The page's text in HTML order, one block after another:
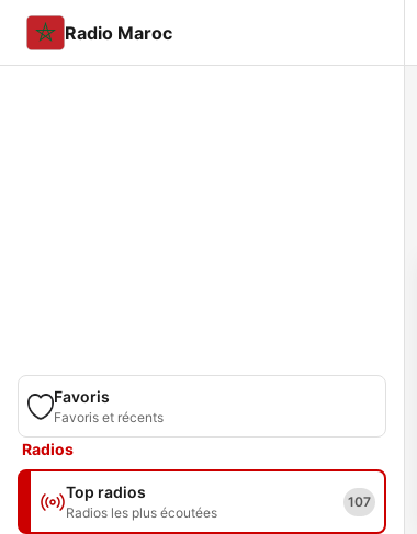
Radio Maroc
Favoris
Favoris et récents
Radios
Top radios
Radios les plus écoutées
107